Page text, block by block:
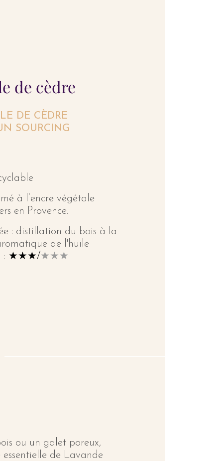
de cèdre
DE CÈDRE
SOURCING
à l’encre végétale
en Provence.
: distillation du bois à la
de l'huile
: ★★★/★★★
ou un galet poreux,
de Lavande